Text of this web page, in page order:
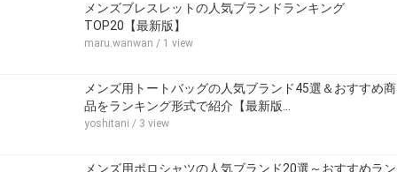
メンズブレスレットの人気ブランドランキング
TOP20【最新版】
maru.wanwan / 1 view
メンズ用トートバッグの人気ブランド45選＆おすすめ商
品をランキング形式で紹介【最新版…
yoshitani / 3 view
メンズ用ポロシャツの人気ブランド20選～おすすめラン